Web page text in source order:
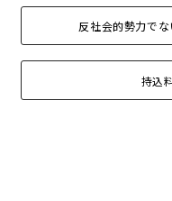
反社会的勢力で
持込
面積